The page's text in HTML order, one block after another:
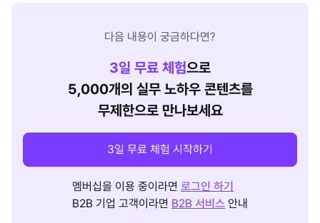
다음 내용이 궁금하다면?
3일 무료 체험으로
5,000개의 실무 노하우 콘텐츠를
무제한으로 만나보세요
3일 무료 체험 시작하기
멤버십을 이용 중이라면 로그인 하기
B2B 기업 고객이라면 B2B 서비스 안내